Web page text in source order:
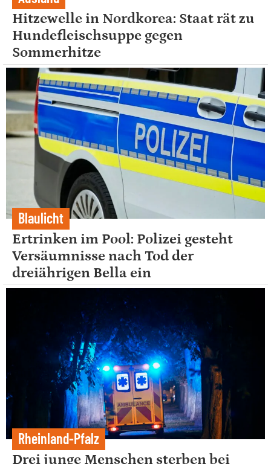
Hitzewelle in Nordkorea: Staat rät zu
Hundefleischsuppe gegen
Sommerhitze
Blaulicht
Ertrinken im Pool: Polizei gesteht
Versäumnisse nach Tod der
dreiährigen Bella ein
Rheinland-Pfalz
Drei junge Menschen sterben bei